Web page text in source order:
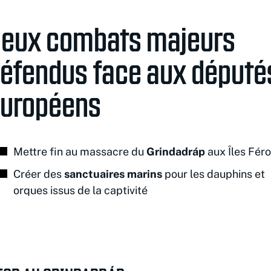
combats majeurs
face aux
Mettre fin au massacre du Grindadrápaux Îles
Créer dessanctuaires marinspour les dauphins et
orques issus de la captivité